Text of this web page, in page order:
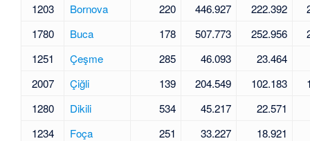
1203 Bornova 220 446.927 222.392
1780
Buca 178 507.773 252.956
1251
Çeşme 285 46.093
23.464
2007
Çiğli 139 204.549 102.183
1280
Dikili 534 45.217
22.571
1234
Foça 251 33.227
18.921